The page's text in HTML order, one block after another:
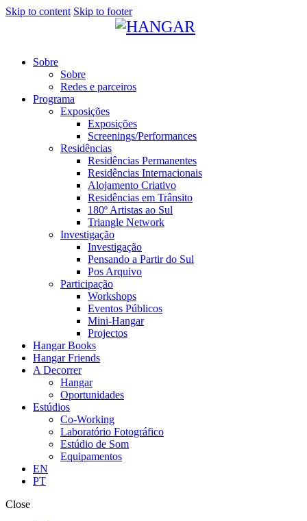
Skip to content Skip to footer
Sobre
Sobre
Redes e parceiros
Programa
Exposições
Exposições
Screenings/Performances
Residências
Residências Permanentes
Residências Internacionais
Alojamento Criativo
Residências em Trânsito
180º Artistas ao Sul
Triangle Network
Investigação
Investigação
Pensando a Partir do Sul
Pos Arquivo
Participação
Workshops
Eventos Públicos
Mini-Hangar
Projectos
Hangar Books
Hangar Friends
A Decorrer
Hangar
Oportunidades
Estúdios
Co-Working
Laboratório Fotográfico
Estúdio de Som
Equipamentos
EN
PT
Close